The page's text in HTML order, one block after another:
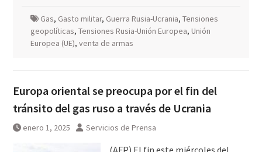
Gas, Gasto militar, Guerra Rusia-Ucrania, Tensiones
geopolíticas, Tensiones Rusia-Unión Europea, Unión
Europea (UE), venta de armas
Europa oriental se preocupa por el fin del
tránsito del gas ruso a través de Ucrania
enero 1, 2025 Servicios de Prensa